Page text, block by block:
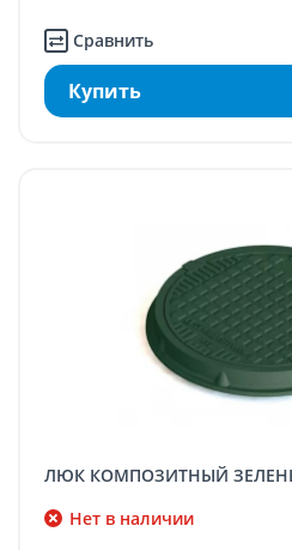
Сравнить
Купить
ЛЮК КОМПОЗИТНЫЙ
Нет в наличии